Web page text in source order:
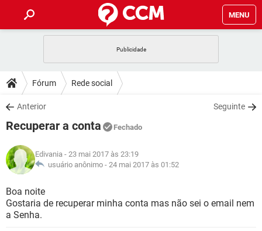
MENU
CELULAR
OUTLOOK
INSTAGRAM GMAIL
GUIA DE COMPRAS
DICAS
JOGOS
INSTAGRAM
GUIA DE COMPRAS
DOWNLOADS
JOGOS WHATSAPP
CELULAR
OUTLOOK EXCEL
INSTAGRAM
GUIA DE COMPRAS
FÓRUM
JOGOS
CELULAR
OUTLOOK
INSTAGRAM
GLOSSÁRIO
CELULAR FACEBOOK
Fórum Rede social
Anterior Seguinte
Recuperar a conta Fechado
Edivania - 23 mai 2017 às 23:19
usuário anônimo - 24 mai 2017 às 01:52
Boa noite
Gostaria de recuperar minha conta mas não sei o email nem
a Senha.